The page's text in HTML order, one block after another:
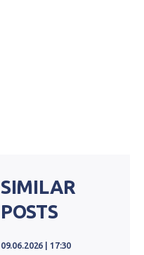
SIMILAR
POSTS
09.06.2026 | 17:30